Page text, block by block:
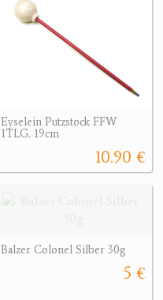
Eyselein Putzstock FFW
1TLG. 19cm
10.90 €
Balzer Colonel Silber 30g
5 €